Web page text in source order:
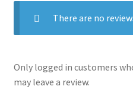
There are no
Only logged in customers
may leave a review.